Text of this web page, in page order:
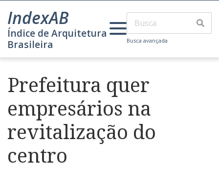
IndexAB
Índice de Arquitetura
Brasileira
Busca avançada
Prefeitura quer
empresários na
revitalização do
centro